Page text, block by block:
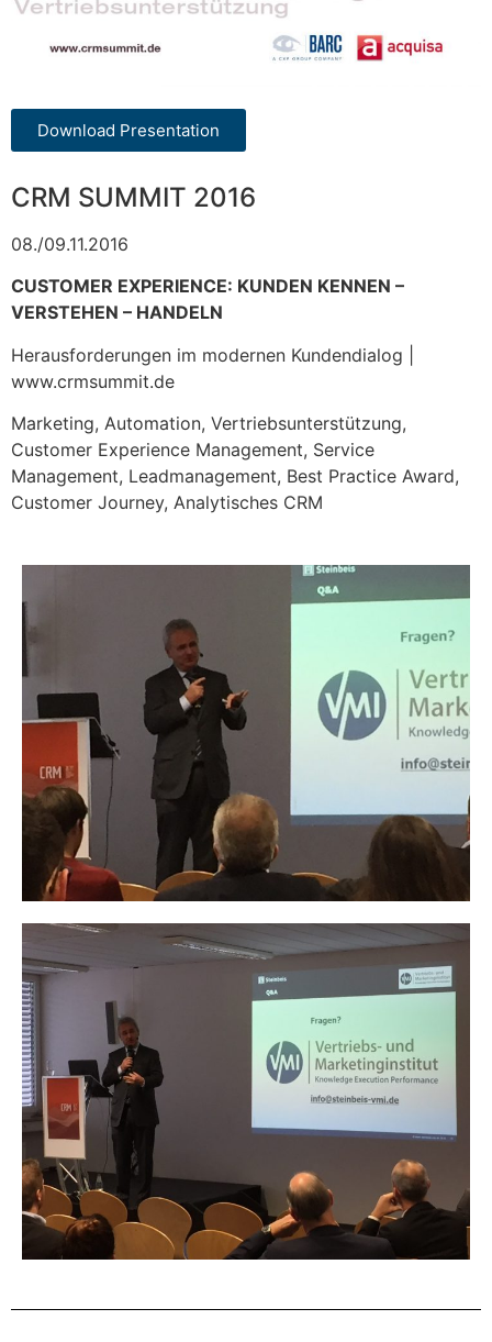
Download Presentation
CRM SUMMIT 2016
08./09.11.2016
CUSTOMER EXPERIENCE: KUNDEN KENNEN –
VERSTEHEN – HANDELN
Herausforderungen im modernen Kundendialog |
www.crmsummit.de
Marketing, Automation, Vertriebsunterstützung,
Customer Experience Management, Service
Management, Leadmanagement, Best Practice Award,
Customer Journey, Analytisches CRM